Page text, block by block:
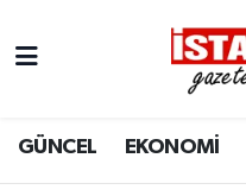
GÜNCEL EKONOMİ
EKONOMİ
Nöbetçi Eczaneler
Hava Durumu